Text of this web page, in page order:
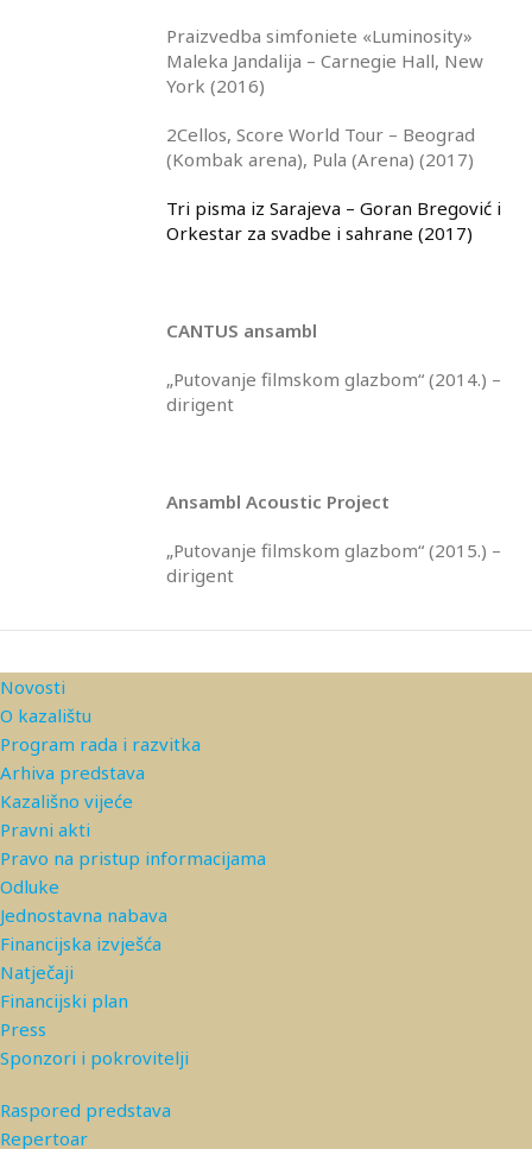
Praizvedba simfoniete «Luminosity»
Maleka Jandalija – Carnegie Hall, New
York (2016)
2Cellos, Score World Tour – Beograd
(Kombak arena), Pula (Arena) (2017)
Tri pisma iz Sarajeva – Goran Bregović i
Orkestar za svadbe i sahrane (2017)
CANTUS ansambl
„Putovanje filmskom glazbom“ (2014.) –
dirigent
Ansambl Acoustic Project
„Putovanje filmskom glazbom“ (2015.) –
dirigent
Novosti
O kazalištu
Program rada i razvitka
Arhiva predstava
Kazališno vijeće
Pravni akti
Pravo na pristup informacijama
Odluke
Jednostavna nabava
Financijska izvješća
Natječaji
Financijski plan
Press
Sponzori i pokrovitelji
Raspored predstava
Repertoar